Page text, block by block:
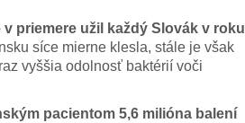
priemere užil každý Slovák v roku
síce mierne klesla, stále je však
vyššia odolnosť baktérií voči
pacientom 5,6 milióna balení